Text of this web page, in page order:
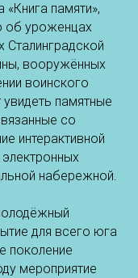
«Книга памяти»,
об уроженцах
Сталинградской
вооружённых
воинского
памятные
со
интерактивной
электронных
набережной.
для всего юга
поколение
мероприятие